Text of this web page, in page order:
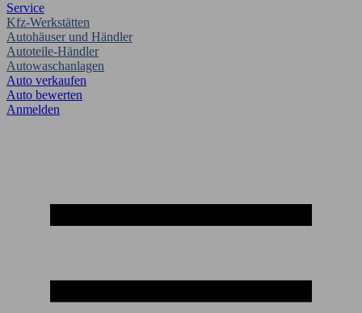
Service
Kfz-Werkstätten
Autohäuser und Händler
Autoteile-Händler
Autowaschanlagen
Auto verkaufen
Auto bewerten
Anmelden